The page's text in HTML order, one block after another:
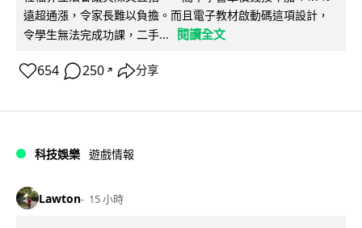
遠超通漲，令家長難以負擔。而且電子教材啟動碼這項設計，
令學生無法完成功課，二手...
閱讀全文
654 250 ↗ 分享
科技娛樂 遊戲情報
Lawton 15 小時